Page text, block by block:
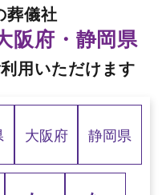
葬儀社
阪府・静岡県
用いただけます
大阪府 静岡県